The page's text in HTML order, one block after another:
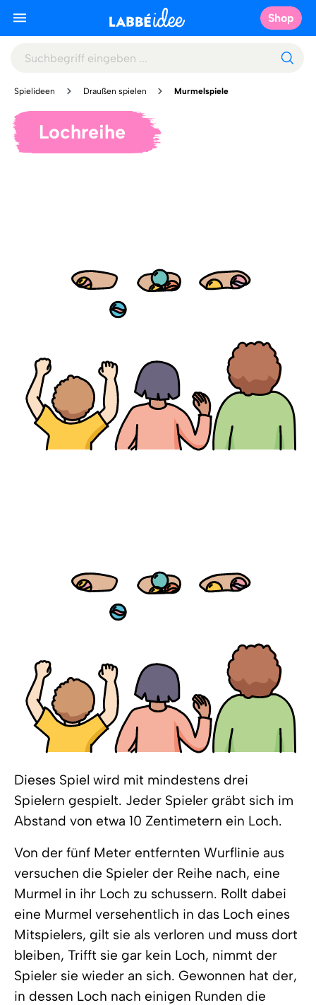
Shop
Spielideen Draußen spielen Murmelspiele
Lochreihe
Dieses Spiel wird mit mindestens drei
Spielern gespielt. Jeder Spieler gräbt sich im
Abstand von etwa 10 Zentimetern ein Loch.
Von der fünf Meter entfernten Wurflinie aus
versuchen die Spieler der Reihe nach, eine
Murmel in ihr Loch zu schussern. Rollt dabei
eine Murmel versehentlich in das Loch eines
Mitspielers, gilt sie als verloren und muss dort
bleiben, Trifft sie gar kein Loch, nimmt der
Spieler sie wieder an sich. Gewonnen hat der,
in dessen Loch nach einigen Runden die